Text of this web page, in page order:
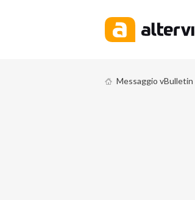
Messaggio vBulletin